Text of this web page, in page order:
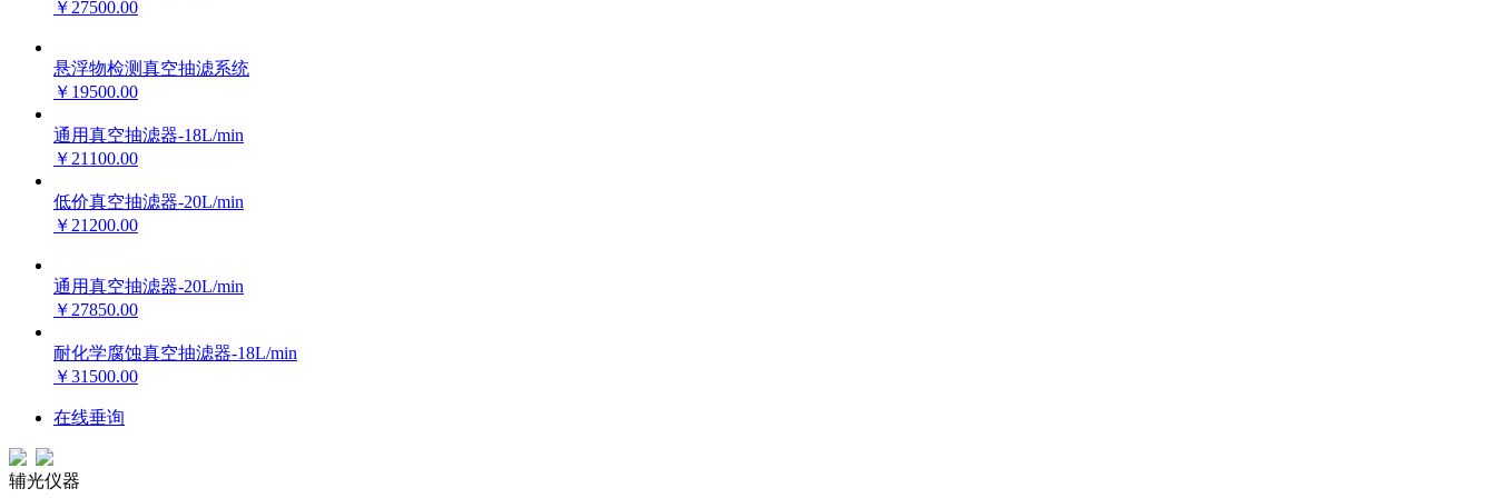
￥27500.00
悬浮物检测真空抽滤系统
￥19500.00
通用真空抽滤器-18L/min
￥21100.00
低价真空抽滤器-20L/min
￥21200.00
通用真空抽滤器-20L/min
￥27850.00
耐化学腐蚀真空抽滤器-18L/min
￥31500.00
在线垂询
辅光仪器